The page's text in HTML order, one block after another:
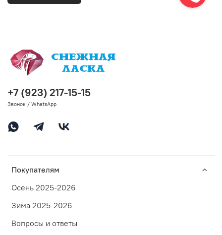
Покупателям
Осень 2025-2026
Зима 2025-2026
Вопросы и ответы
+7 (923) 217-15-15
Звонок / WhatsApp